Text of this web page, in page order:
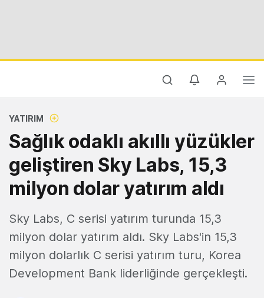
YATIRIM
Sağlık odaklı akıllı yüzükler
geliştiren Sky Labs, 15,3
milyon dolar yatırım aldı
Sky Labs, C serisi yatırım turunda 15,3
milyon dolar yatırım aldı. Sky Labs'in 15,3
milyon dolarlık C serisi yatırım turu, Korea
Development Bank liderliğinde gerçekleşti.